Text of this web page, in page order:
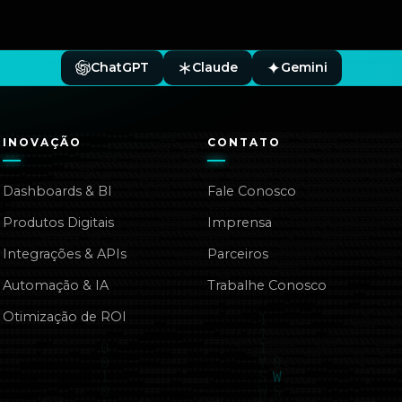
ChatGPT Claude Gemini
INOVAÇÃO
Dashboards & BI
Produtos Digitais
Integrações & APIs
Automação & IA
Otimização de ROI
CONTATO
Fale Conosco
Imprensa
Parceiros
Trabalhe Conosco